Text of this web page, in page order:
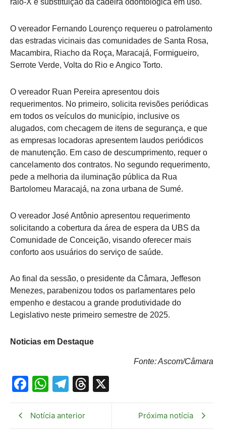
raio-X e substituição da cadeira odontológica em uso.
O vereador Fernando Lourenço requereu o patrolamento
das estradas vicinais das comunidades de Santa Rosa,
Macambira, Riacho da Roça, Maracajá, Formigueiro,
Serrote Verde, Volta do Rio e Angico Torto.
O vereador Ruan Pereira apresentou dois
requerimentos. No primeiro, solicita revisões periódicas
em todos os veículos do município, inclusive os
alugados, com checagem de itens de segurança, e que
as empresas locadoras apresentem laudos periódicos
de manutenção. Em caso de descumprimento, requer o
cancelamento dos contratos. No segundo requerimento,
pede a melhoria da iluminação pública da Rua
Bartolomeu Maracajá, na zona urbana de Sumé.
O vereador José Antônio apresentou requerimento
solicitando a cobertura da área de espera da UBS da
Comunidade de Conceição, visando oferecer mais
conforto aos usuários do serviço de saúde.
Ao final da sessão, o presidente da Câmara, Jeffeson
Menezes, parabenizou todos os parlamentares pelo
empenho e destacou a grande produtividade do
Legislativo neste primeiro semestre de 2025.
Noticias em Destaque
Fonte: Ascom/Câmara
Facebook
WhatsApp
Telegram
Threads
Notícia anterior Próxima notícia